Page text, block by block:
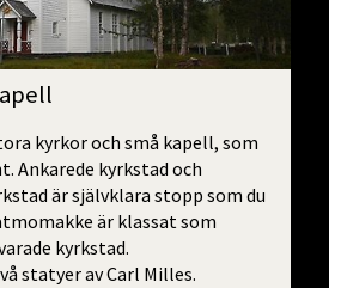
kyrkor och små kapell, som
Ankarede kyrkstad och
är självklara stopp som du
är klassat som
kyrkstad.
statyer av Carl Milles.